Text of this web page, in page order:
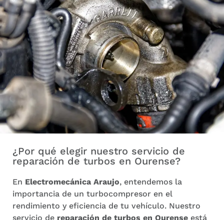
¿Por qué elegir nuestro servicio de
reparación de turbos en Ourense?
En Electromecánica Araujo, entendemos la
importancia de un turbocompresor en el
rendimiento y eficiencia de tu vehículo. Nuestro
servicio de reparación de turbos en Ourense está